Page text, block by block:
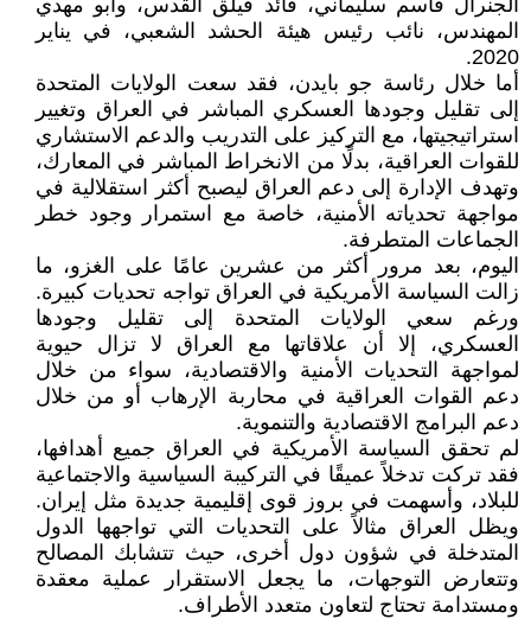
الجنرال قاسم سليماني، قائد فيلق القدس، وأبو مهدي
المهندس، نائب رئيس هيئة الحشد الشعبي، في يناير
2020.
أما خلال رئاسة جو بايدن، فقد سعت الولايات المتحدة
إلى تقليل وجودها العسكري المباشر في العراق وتغيير
استراتيجيتها، مع التركيز على التدريب والدعم الاستشاري
للقوات العراقية، بدلًا من الانخراط المباشر في المعارك،
وتهدف الإدارة إلى دعم العراق ليصبح أكثر استقلالية في
مواجهة تحدياته الأمنية، خاصة مع استمرار وجود خطر
الجماعات المتطرفة.
اليوم، بعد مرور أكثر من عشرين عامًا على الغزو، ما
زالت السياسة الأمريكية في العراق تواجه تحديات كبيرة.
ورغم سعي الولايات المتحدة إلى تقليل وجودها
العسكري، إلا أن علاقاتها مع العراق لا تزال حيوية
لمواجهة التحديات الأمنية والاقتصادية، سواء من خلال
دعم القوات العراقية في محاربة الإرهاب أو من خلال
دعم البرامج الاقتصادية والتنموية.
لم تحقق السياسة الأمريكية في العراق جميع أهدافها،
فقد تركت تدخلاً عميقًا في التركيبة السياسية والاجتماعية
للبلاد، وأسهمت في بروز قوى إقليمية جديدة مثل إيران.
ويظل العراق مثالاً على التحديات التي تواجهها الدول
المتدخلة في شؤون دول أخرى، حيث تتشابك المصالح
وتتعارض التوجهات، ما يجعل الاستقرار عملية معقدة
ومستدامة تحتاج لتعاون متعدد الأطراف.